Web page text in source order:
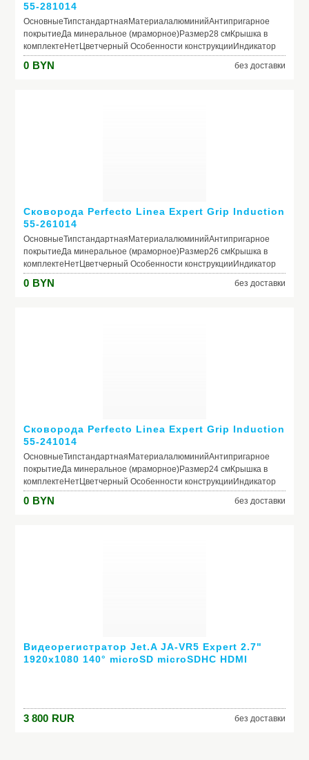
55-281014
ОсновныеТипстандартнаяМатериалалюминийАнтипригарное
покрытиеДа минеральное (мраморное)Размер28 смКрышка в
комплектеНетЦветчерный Особенности конструкцииИндикатор
нагрева (термоспот)НетСовместимость с конфоркамигаз,
электро, стеклокерамика, индукцияПригодность для
0 BYN без доставки
Сковорода Perfecto Linea Expert Grip Induction
55-261014
ОсновныеТипстандартнаяМатериалалюминийАнтипригарное
покрытиеДа минеральное (мраморное)Размер26 смКрышка в
комплектеНетЦветчерный Особенности конструкцииИндикатор
нагрева (термоспот)НетСовместимость с конфоркамигаз,
электро, стеклокерамика, индукцияПригодность для
0 BYN без доставки
Сковорода Perfecto Linea Expert Grip Induction
55-241014
ОсновныеТипстандартнаяМатериалалюминийАнтипригарное
покрытиеДа минеральное (мраморное)Размер24 смКрышка в
комплектеНетЦветчерный Особенности конструкцииИндикатор
нагрева (термоспот)НетСовместимость с конфоркамигаз,
электро, стеклокерамика, индукцияПригодность для
0 BYN без доставки
Видеорегистратор Jet.A JA-VR5 Expert 2.7"
1920x1080 140° microSD microSDHC HDMI
3 800 RUR без доставки